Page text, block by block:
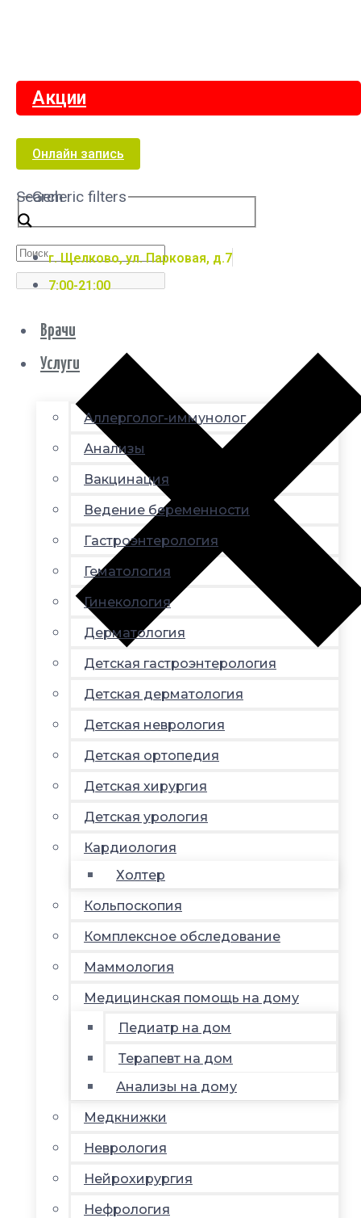
Акции
Онлайн запись
Search
Generic filters
г. Щелково, ул. Парковая, д.7
7:00-21:00
Врачи
Услуги
Аллерголог-иммунолог
Анализы
Вакцинация
Ведение беременности
Гастроэнтерология
Гематология
Гинекология
Дерматология
Детская гастроэнтерология
Детская дерматология
Детская неврология
Детская ортопедия
Детская хирургия
Детская урология
Кардиология
Холтер
Кольпоскопия
Комплексное обследование
Маммология
Медицинская помощь на дому
Педиатр на дом
Терапевт на дом
Анализы на дому
Медкнижки
Неврология
Нейрохирургия
Нефрология